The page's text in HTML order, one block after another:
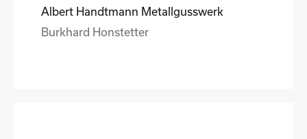
Albert Handtmann Metallgusswerk
Burkhard Honstetter